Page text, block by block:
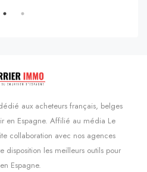
aux acheteurs français, belges
en Espagne. Affilié au média Le
collaboration avec nos agences
disposition les meilleurs outils pour
Espagne.